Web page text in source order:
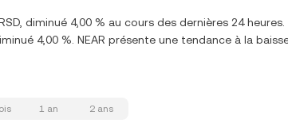
diminué 4,00 % au cours des dernières 24
4,00 %. NEAR présente une tendance à la
1 an 2 ans